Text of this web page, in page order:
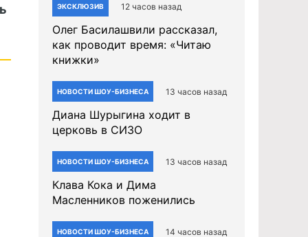
ЭКСКЛЮЗИВ 12 часов назад
Олег Басилашвили рассказал,
как проводит время: «Читаю
книжки»
НОВОСТИ ШОУ-БИЗНЕСА 13 часов назад
Диана Шурыгина ходит в
церковь в СИЗО
НОВОСТИ ШОУ-БИЗНЕСА 13 часов назад
Клава Кока и Дима
Масленников поженились
НОВОСТИ ШОУ-БИЗНЕСА 14 часов назад